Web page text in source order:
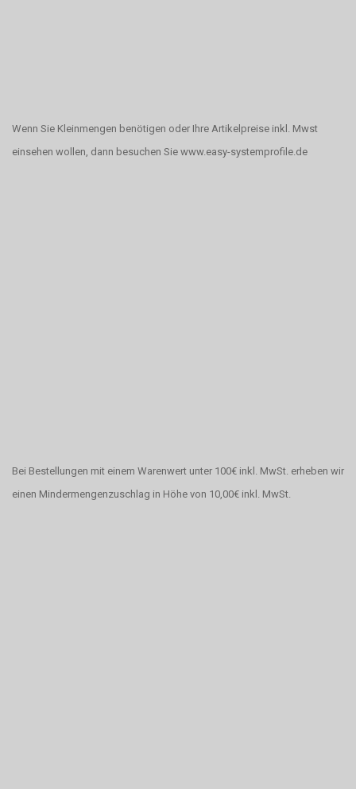
Wenn Sie Kleinmengen benötigen oder Ihre Artikelpreise inkl. Mwst
einsehen wollen, dann besuchen Sie www.easy-systemprofile.de
Bei Bestellungen mit einem Warenwert unter 100€ inkl. MwSt. erheben wir
einen Mindermengenzuschlag in Höhe von 10,00€ inkl. MwSt.